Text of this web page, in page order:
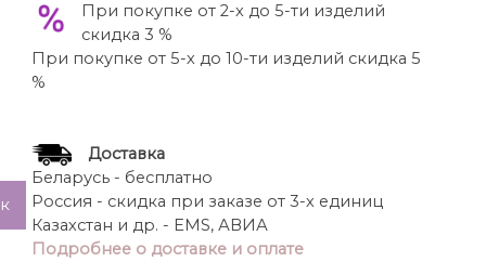
В таком образе каждая женщина чувствует себя
этого платья становятся вставки из
свободного силуэта, с округлой формой
вставкой из ришелье по центру платья с
из ришелье по кокетке и сборкой от подреза.
с кружевом по низу. По низу платья
низу и сборкой от подреза.
107 см(р.50-54), 108,5 см (р.56-60), длина
При покупке от 2-х до 5-ти изделий
скидка 3 %
При покупке от 5-х до 10-ти изделий скидка 5
%
Доставка
Беларусь - бесплатно
Россия - скидка при заказе от 3-х единиц
Казахстан и др. - EMS, АВИА
Подробнее о доставке и оплате